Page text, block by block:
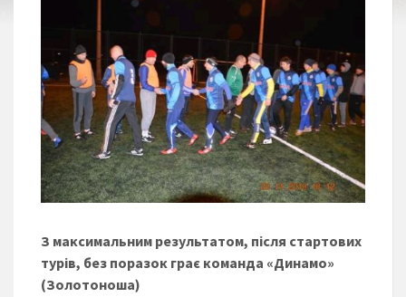
З максимальним результатом, після стартових
турів, без поразок грає команда «Динамо»
(Золотоноша)